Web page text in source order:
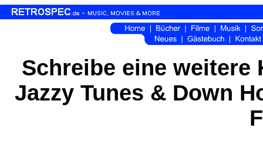
Schreibe eine weitere
Jazzy Tunes & Down